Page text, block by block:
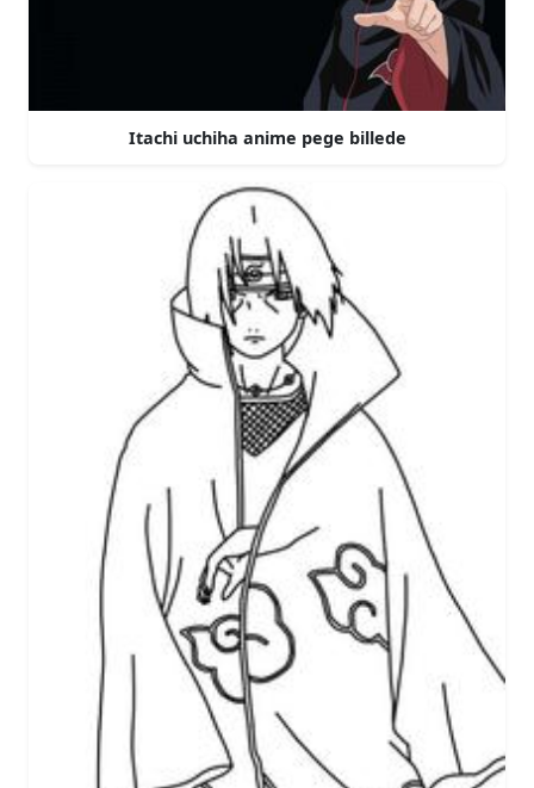
Itachi uchiha anime pege billede